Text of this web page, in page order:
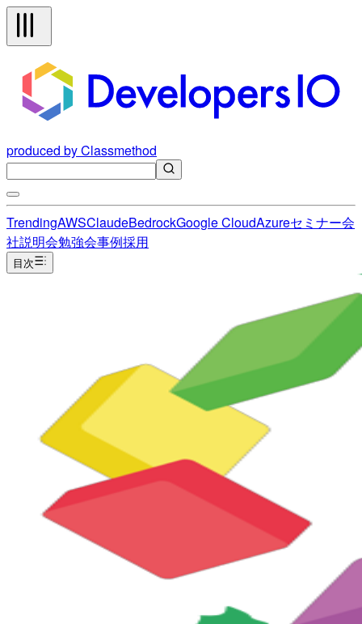
produced by Classmethod
TrendingAWSClaudeBedrockGoogle CloudAzureセミナー会
社説明会勉強会事例採用
目次